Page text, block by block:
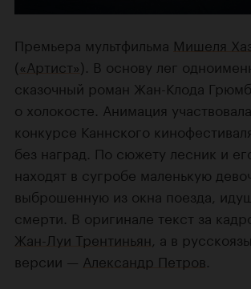
Премьера мультфильма Мишеля
(«Артист»). В основу лег
сказочный роман Жан-Клода
о холокосте. Анимация
конкурсе Каннского
без наград. По сюжету лесник и
находят в сугробе маленькую
выброшенную из окна поезда,
смерти. В оригинале текст за
Жан-Луи Трентиньян, а в
версии — Александр Петров.